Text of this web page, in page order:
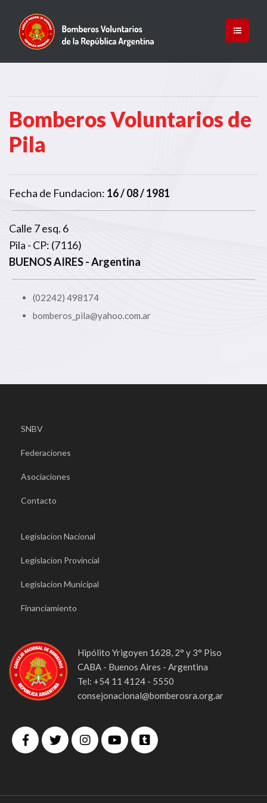
Bomberos Voluntarios de
Pila
Fecha de Fundacion: 16 / 08 / 1981
Calle 7 esq. 6
Pila - CP: (7116)
BUENOS AIRES- Argentina
(02242) 498174
bomberos_pila@yahoo.com.ar
SNBV
Federaciones
Asociaciones
Contacto
Legislacion Nacional
Legislacion Provincial
Legislacion Municipal
Financiamiento
Hipólito Yrigoyen 1628, 2° y 3° Piso
CABA - Buenos Aires - Argentina
Tel: +54 11 4124 - 5550
consejonacional@bomberosra.org.ar